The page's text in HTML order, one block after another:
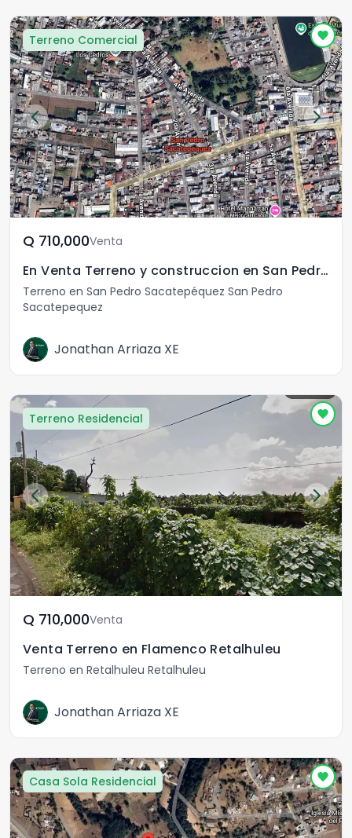
Terreno Comercial
Q	710,000Venta
En Venta Terreno y construccion en San Pedro San Marcos
Terreno en San Pedro Sacatepéquez San Pedro
Sacatepequez
Jonathan Arriaza XE
Terreno Residencial
Q	710,000Venta
Venta Terreno en Flamenco Retalhuleu
Terreno en Retalhuleu Retalhuleu
Jonathan Arriaza XE
Casa Sola Residencial